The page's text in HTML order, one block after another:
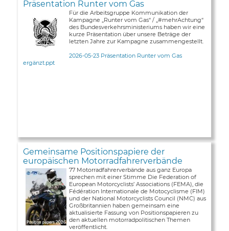
Präsentation Runter vom Gas
Für die Arbeitsgruppe Kommunikation der
Kampagne „Runter vom Gas“ / „#mehrAchtung“
des Bundesverkehrsministeriums haben wir eine
kurze Präsentation über unsere Beträge der
letzten Jahre zur Kampagne zusammengestellt.
2026-05-23 Präsentation Runter vom Gas
ergänzt.ppt
Gemeinsame Positionspapiere der
europäischen Motorradfahrerverbände
77 Motorradfahrerverbände aus ganz Europa
sprechen mit einer Stimme Die Federation of
European Motorcyclists’ Associations (FEMA), die
Fédération Internationale de Motocyclisme (FIM)
und der National Motorcyclists Council (NMC) aus
Großbritannien haben gemeinsam eine
aktualisierte Fassung von Positionspapieren zu
den aktuellen motorradpolitischen Themen
veröffentlicht.